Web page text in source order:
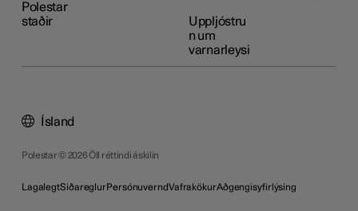
Polestar
staðir
Uppljóstru
n um
varnarleysi
Polestar © 2026 Öll réttindi áskilin
LagalegtSiðareglurPersónuverndVafrakökurAðgengisyfirlýsing
Ísland